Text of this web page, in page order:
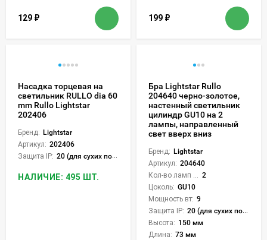
129 ₽ 199 ₽
Насадка торцевая на
светильник RULLO dia 60
mm Rullo Lightstar
202406
Бренд: Lightstar
Артикул: 202406
Защита IP: 20 (для сухих пом.)
НАЛИЧИЕ: 495 ШТ.
Бра Lightstar Rullo
204640 черно-золотое,
настенный светильник
цилиндр GU10 на 2
лампы, направленный
свет вверх вниз
Бренд: Lightstar
Артикул: 204640
2
Цоколь: GU10
Мощность вт: 9
Защита IP: 20 (для сухих пом.)
Высота: 150 мм
Длина: 73 мм